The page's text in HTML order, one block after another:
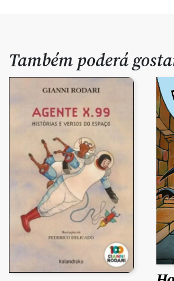
Também poderá